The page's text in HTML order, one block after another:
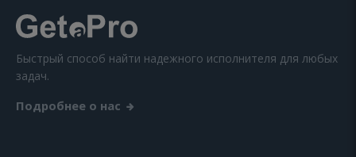
Быстрый способ найти надежного исполнителя для любых
задач.
Подробнее о нас